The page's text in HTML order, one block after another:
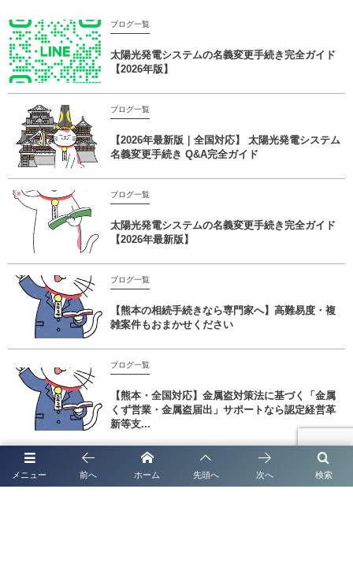
ブログ一覧
太陽光発電システムの名義変更手続き完全ガイド
【2026年版】
ブログ一覧
【2026年最新版｜全国対応】 太陽光発電システム
名義変更手続き Q&A完全ガイド
ブログ一覧
太陽光発電システムの名義変更手続き完全ガイド
【2026年最新版】
ブログ一覧
【熊本の相続手続きなら専門家へ】高難易度・複
雑案件もおまかせください
ブログ一覧
【熊本・全国対応】金属盗対策法に基づく「金属
くず営業・金属盗届出」サポートなら認定経営革
新等支...
メニュー 検索
前へ ホーム 先頭へ 次へ